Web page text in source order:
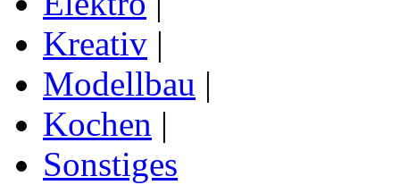
Kreativ |
Modellbau |
Kochen |
Sonstiges